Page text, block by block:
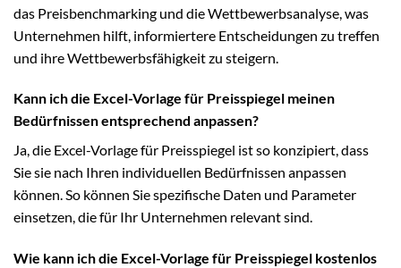
das Preisbenchmarking und die Wettbewerbsanalyse, was
Unternehmen hilft, informiertere Entscheidungen zu treffen
und ihre Wettbewerbsfähigkeit zu steigern.
Kann ich die Excel-Vorlage für Preisspiegel meinen
Bedürfnissen entsprechend anpassen?
Ja, die Excel-Vorlage für Preisspiegel ist so konzipiert, dass
Sie sie nach Ihren individuellen Bedürfnissen anpassen
können. So können Sie spezifische Daten und Parameter
einsetzen, die für Ihr Unternehmen relevant sind.
Wie kann ich die Excel-Vorlage für Preisspiegel kostenlos